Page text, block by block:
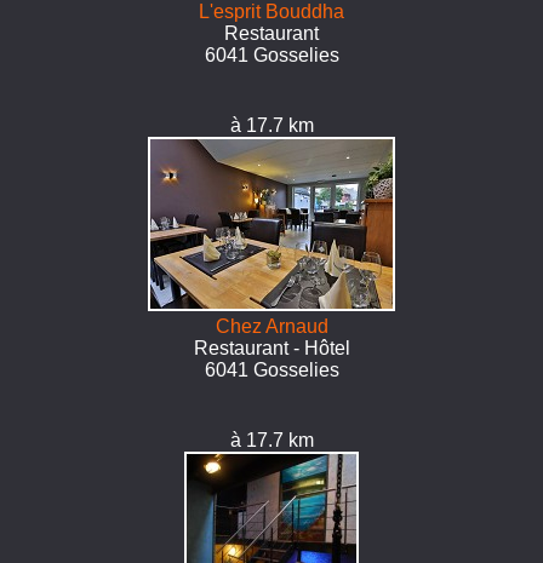
L'esprit Bouddha
Restaurant
6041 Gosselies
à 17.7 km
Chez Arnaud
Restaurant - Hôtel
6041 Gosselies
à 17.7 km